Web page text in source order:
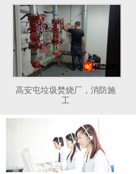
高安屯垃圾焚烧厂，消防施
工